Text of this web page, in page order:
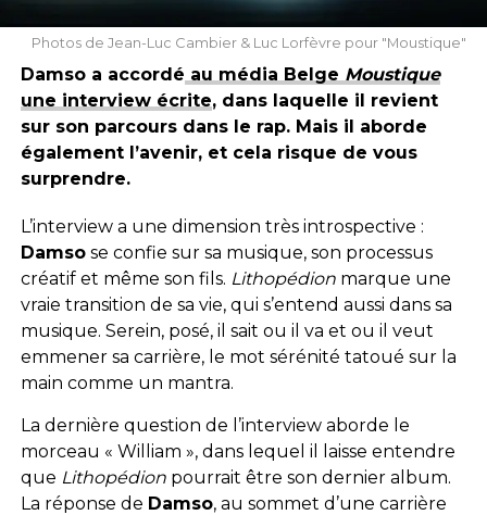
Photos de Jean-Luc Cambier & Luc Lorfèvre pour "Moustique"
Damso a accordé au média Belge Moustique
une interview écrite, dans laquelle il revient
sur son parcours dans le rap. Mais il aborde
également l’avenir, et cela risque de vous
surprendre.
L’interview a une dimension très introspective :
Damsose confie sur sa musique, son processus
créatif et même son fils. Lithopédionmarque une
vraie transition de sa vie, qui s’entend aussi dans sa
musique. Serein, posé, il sait ou il va et ou il veut
emmener sa carrière, le mot sérénité tatoué sur la
main comme un mantra.
La dernière question de l’interview aborde le
morceau « William », dans lequel il laisse entendre
que Lithopédionpourrait être son dernier album.
La réponse de Damso, au sommet d’une carrière